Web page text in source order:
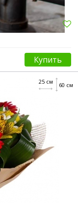
Купить
60 см
25 см